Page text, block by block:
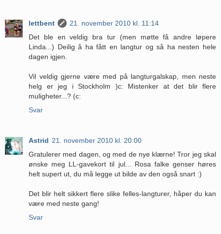
lettbent
21. november 2010 kl. 11:14
Det ble en veldig bra tur (men møtte få andre løpere
Linda...) Deilig å ha fått en langtur og så ha nesten hele
dagen igjen.
Vil veldig gjerne være med på langturgalskap, men neste
helg er jeg i Stockholm )c: Mistenker at det blir flere
muligheter...? (c:
Svar
Astrid 21. november 2010 kl. 20:00
Gratulerer med dagen, og med de nye klærne! Tror jeg skal
ønske meg LL-gavekort til jul... Rosa falke genser høres
helt supert ut, du må legge ut bilde av den også snart :)
Det blir helt sikkert flere slike felles-langturer, håper du kan
være med neste gang!
Svar